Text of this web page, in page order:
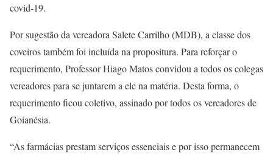
covid-19.
Por sugestão da vereadora Salete Carrilho (MDB), a classe dos
coveiros também foi incluída na propositura. Para reforçar o
requerimento, Professor Hiago Matos convidou a todos os colegas
vereadores para se juntarem a ele na matéria. Desta forma, o
requerimento ficou coletivo, assinado por todos os vereadores de
Goianésia.
“As farmácias prestam serviços essenciais e por isso permanecem